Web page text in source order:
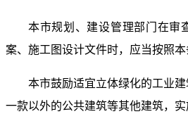
本市规划、建设管理部门在审
案、施工图设计文件时，应当按照本
本市鼓励适宜立体绿化的工业
一款以外的公共建筑等其他建筑，实